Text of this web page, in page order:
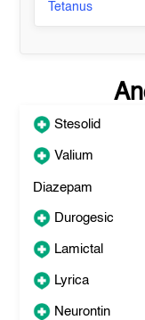
Tetanus
Stesolid
Valium
Diazepam
Durogesic
Lamictal
Lyrica
Neurontin